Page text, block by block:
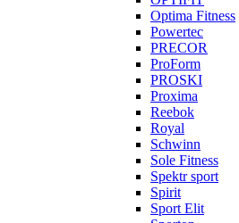
Optima Fitness
Powertec
PRECOR
ProForm
PROSKI
Proxima
Reebok
Royal
Schwinn
Sole Fitness
Spektr sport
Spirit
Sport Elit